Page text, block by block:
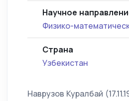
Научное
Физико-
Страна
Узбекистан
Наврузов Куралбай